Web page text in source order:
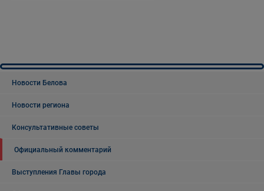
Новости Белова
Новости региона
Консультативные советы
Официальный комментарий
Выступления Главы города